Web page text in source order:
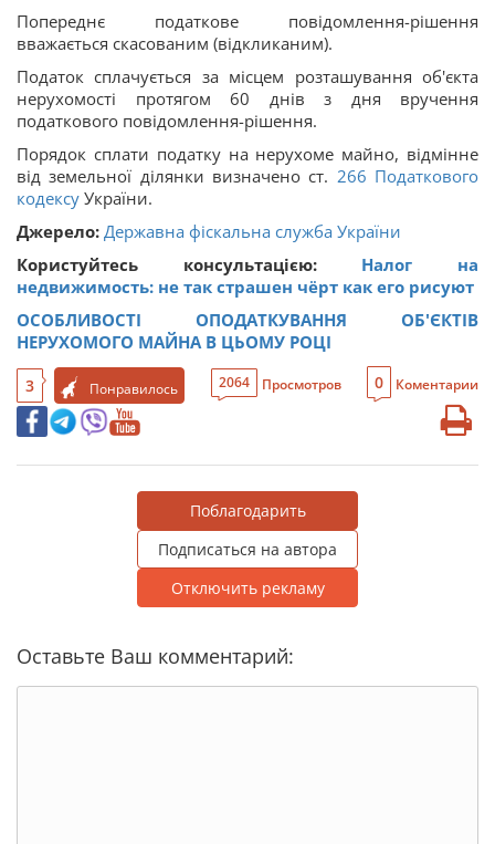
Попереднє податкове повідомлення-рішення
вважається скасованим (відкликаним).
Податок сплачується за місцем розташування об'єкта
нерухомості протягом 60 днів з дня вручення
податкового повідомлення-рішення.
Порядок сплати податку на нерухоме майно, відмінне
від земельної ділянки визначено ст. 266 Податкового
кодексу України.
Джерело: Державна фіскальна служба України
Користуйтесь консультацією: Налог на
недвижимость: не так страшен чёрт как его рисуют
ОСОБЛИВОСТІ ОПОДАТКУВАННЯ ОБ'ЄКТІВ
НЕРУХОМОГО МАЙНА В ЦЬОМУ РОЦІ
3 Понравилось 2064 Просмотров 0 Коментарии
Поблагодарить
Подписаться на автора
Отключить рекламу
Оставьте Ваш комментарий: